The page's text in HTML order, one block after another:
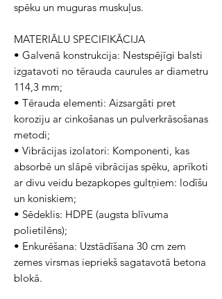
spēku un muguras muskuļus.
MATERIĀLU SPECIFIKĀCIJA
• Galvenā konstrukcija: Nestspējīgi balsti
izgatavoti no tērauda caurules ar diametru
114,3 mm;
• Tērauda elementi: Aizsargāti pret
koroziju ar cinkošanas un pulverkrāsošanas
metodi;
• Vibrācijas izolatori: Komponenti, kas
absorbē un slāpē vibrācijas spēku, aprīkoti
ar divu veidu bezapkopes gultņiem: lodīšu
un koniskiem;
• Sēdeklis: HDPE (augsta blīvuma
polietilēns);
• Enkurēšana: Uzstādīšana 30 cm zem
zemes virsmas iepriekš sagatavotā betona
blokā.